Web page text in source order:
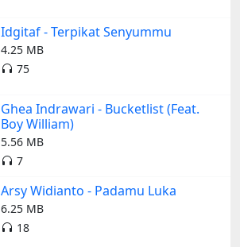
Idgitaf - Terpikat Senyummu
4.25 MB
75
Ghea Indrawari - Bucketlist (Feat.
Boy William)
5.56 MB
7
Arsy Widianto - Padamu Luka
6.25 MB
18